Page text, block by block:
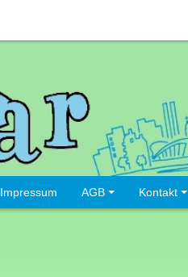
Impressum AGB Kontakt